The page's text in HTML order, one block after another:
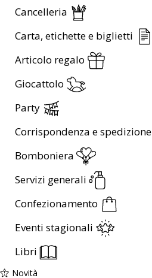
Cancelleria
Carta, etichette e biglietti
Articolo regalo
Giocattolo
Party
Corrispondenza e spedizione
Bomboniera
Servizi generali
Confezionamento
Eventi stagionali
Libri
Novità